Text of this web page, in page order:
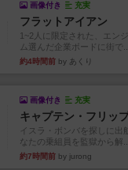
画像付き 充実
フラットアイアン
1~2人に限定された、エン
ム選んだ企業ボードに街で...
約4時間前 by あくり
画像付き 充実
イスラ・ボンバを探しに出
なたの乗組員を監獄から解...
約7時間前 by jurong